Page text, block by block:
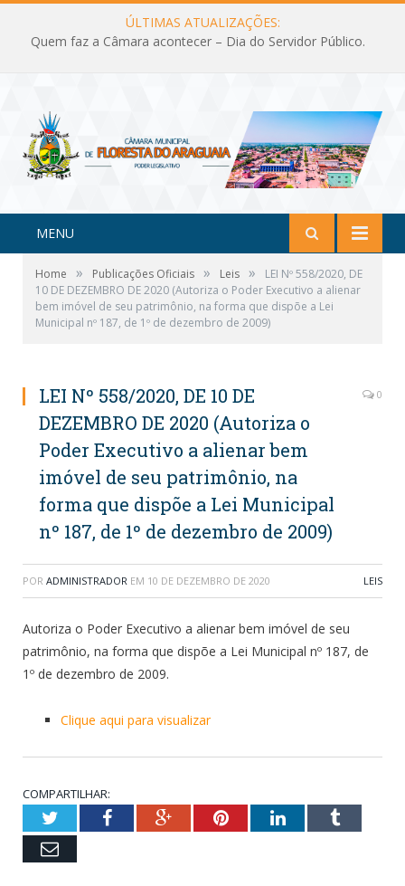
ÚLTIMAS ATUALIZAÇÕES:
Quem faz a Câmara acontecer – Dia do Servidor Público.
MENU
Home » Publicações Oficiais » Leis »
LEI Nº 558/2020, DE
10 DE DEZEMBRO DE 2020 (Autoriza o Poder Executivo a alienar
bem imóvel de seu patrimônio, na forma que dispõe a Lei
Municipal nº 187, de 1º de dezembro de 2009)
LEI Nº 558/2020, DE 10 DE
DEZEMBRO DE 2020 (Autoriza o
Poder Executivo a alienar bem
imóvel de seu patrimônio, na
forma que dispõe a Lei Municipal
nº 187, de 1º de dezembro de 2009)
0
POR ADMINISTRADOR EM 10 DE DEZEMBRO DE 2020 LEIS
Autoriza o Poder Executivo a alienar bem imóvel de seu
patrimônio, na forma que dispõe a Lei Municipal nº 187, de
1º de dezembro de 2009.
Clique aqui para visualizar
COMPARTILHAR:
TwitterFacebookGoogle+PinterestLinkedInTumblr
Email